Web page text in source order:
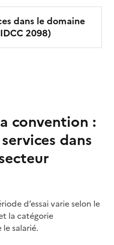
dans le domaine
2098)
convention :
dans
d’essai varie selon le
la catégorie
salarié.